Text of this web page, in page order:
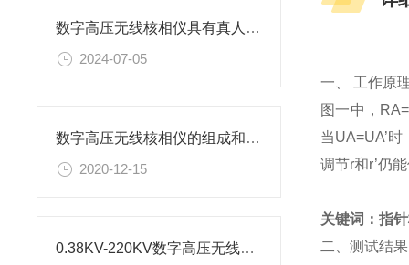
数字高压无线核相仪具有真人语音核相功能
2024-07-05
数字高压无线核相仪的组成和产品特征
2020-12-15
0.38KV-220KV数字高压无线核相仪
一、 工作原
图一中，
当UA=UA’
调节r和r’仍
关键词：指
二、测试结果